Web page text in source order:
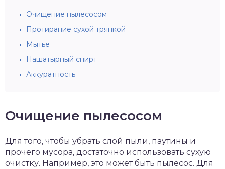
Очищение пылесосом
Протирание сухой тряпкой
Мытье
Нашатырный спирт
Аккуратность
Очищение пылесосом
Для того, чтобы убрать слой пыли, паутины и
прочего мусора, достаточно использовать сухую
очистку. Например, это может быть пылесос. Для